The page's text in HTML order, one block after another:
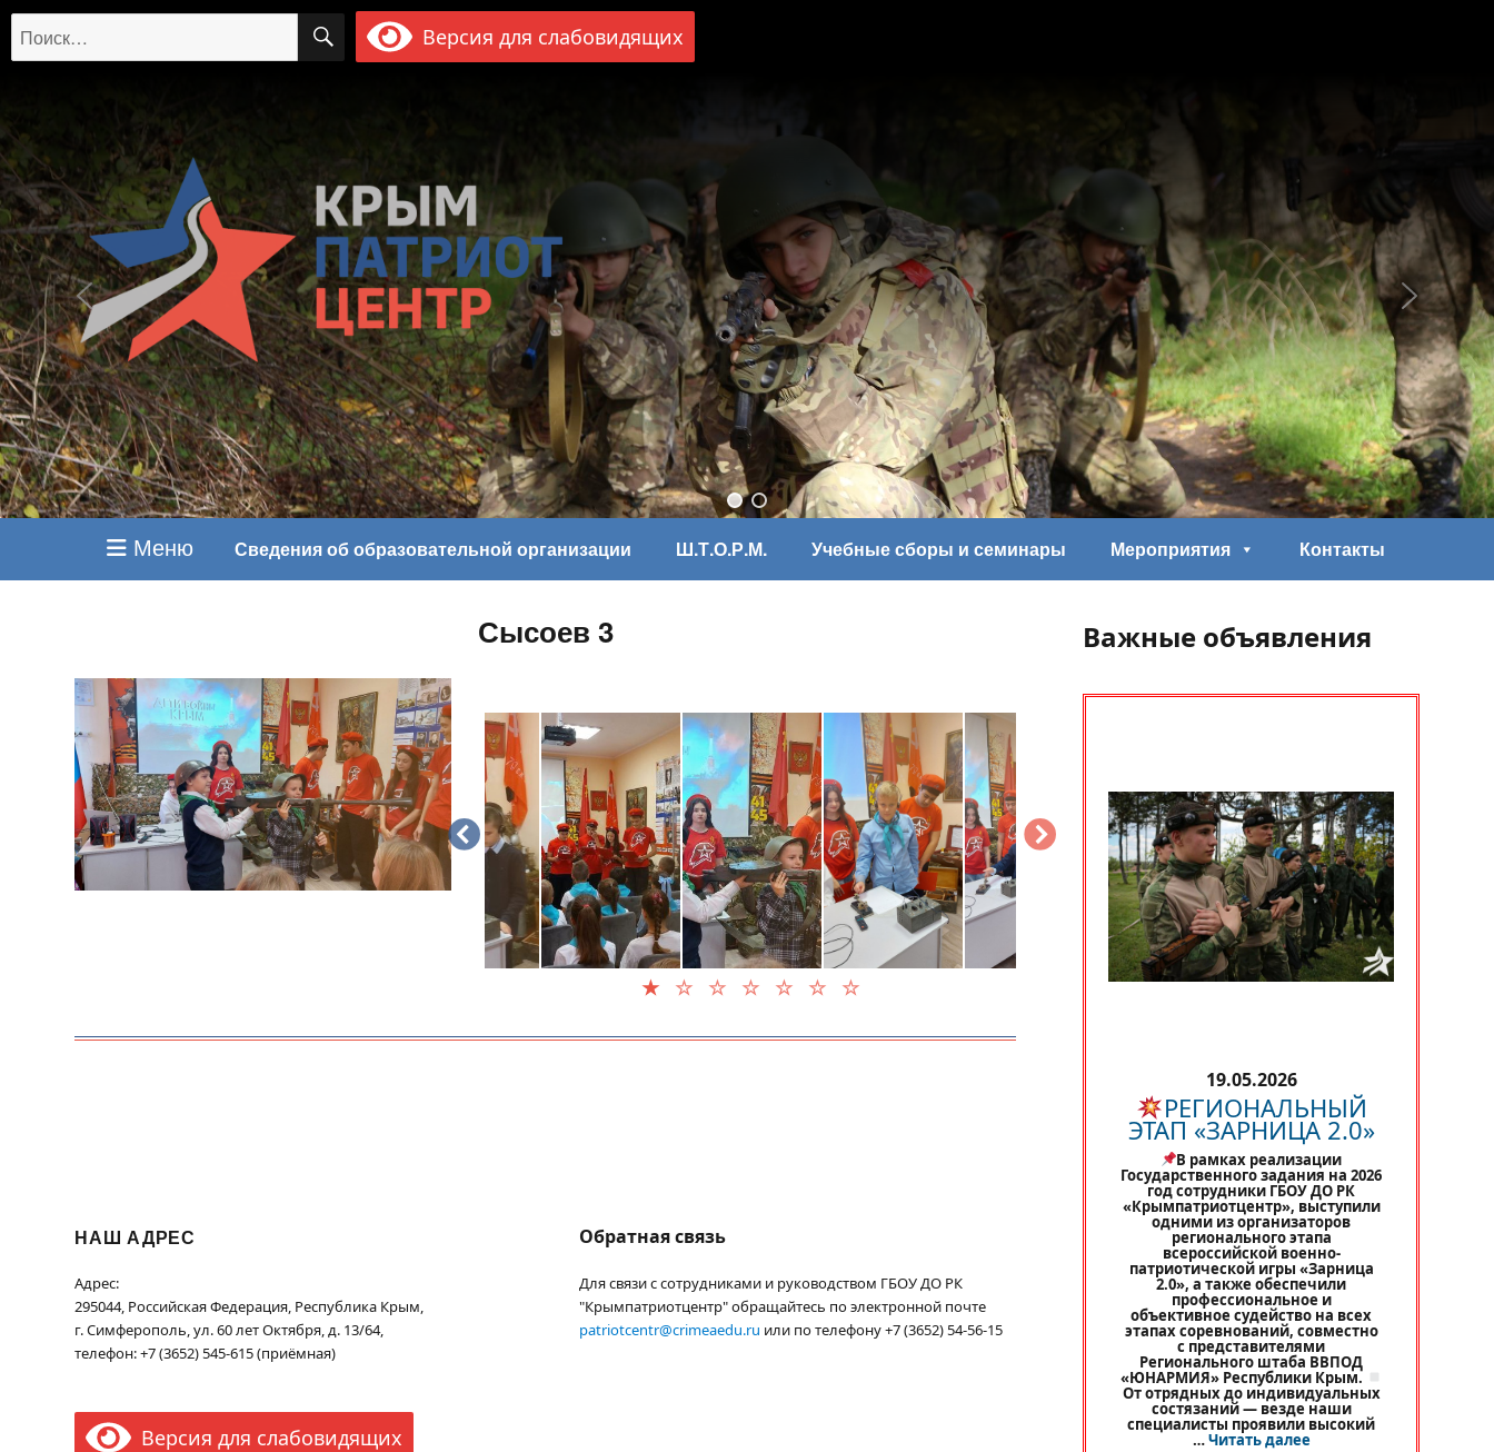
Искать: ПОИСК
Версия для слабовидящих
Меню Сведения об образовательной организации Ш.Т.О.Р.М. Учебные сборы и семинары Мероприятия Контакты
Сысоев 3
НАШ АДРЕС
Адрес:
295044, Российская Федерация, Республика Крым,
г. Симферополь, ул. 60 лет Октября, д. 13/64,
телефон: +7 (3652) 545-615 (приёмная)
Версия для слабовидящих
Обратная связь
Для связи с сотрудниками и руководством ГБОУ ДО РК
"Крымпатриотцентр" обращайтесь по электронной почте
patriotcentr@crimeaedu.ru или по телефону +7 (3652) 54-56-15
Важные объявления
19.05.2026
РЕГИОНАЛЬНЫЙ
ЭТАП «ЗАРНИЦА 2.0»
В рамках реализации
Государственного задания на 2026
год сотрудники ГБОУ ДО РК
«Крымпатриотцентр», выступили
одними из организаторов
регионального этапа
всероссийской военно-
патриотической игры «Зарница
2.0», а также обеспечили
профессиональное и
объективное судейство на всех
этапах соревнований, совместно
с представителями
Регионального штаба ВВПОД
«ЮНАРМИЯ» Республики Крым.
От отрядных до индивидуальных
состязаний — везде наши
специалисты проявили высокий
…Читать далее«